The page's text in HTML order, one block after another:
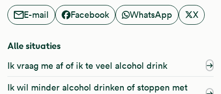
E-mail
Facebook WhatsApp X
Alle situaties
Ik vraag me af of ik te veel alcohol drink
Ik wil minder alcohol drinken of stoppen met